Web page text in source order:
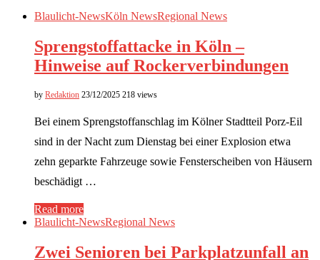
Blaulicht-NewsKöln NewsRegional News
Sprengstoffattacke in Köln –
Hinweise auf Rockerverbindungen
by Redaktion 23/12/2025 218 views
Bei einem Sprengstoffanschlag im Kölner Stadtteil Porz-Eil
sind in der Nacht zum Dienstag bei einer Explosion etwa
zehn geparkte Fahrzeuge sowie Fensterscheiben von Häusern
beschädigt …
Read more
Blaulicht-NewsRegional News
Zwei Senioren bei Parkplatzunfall an